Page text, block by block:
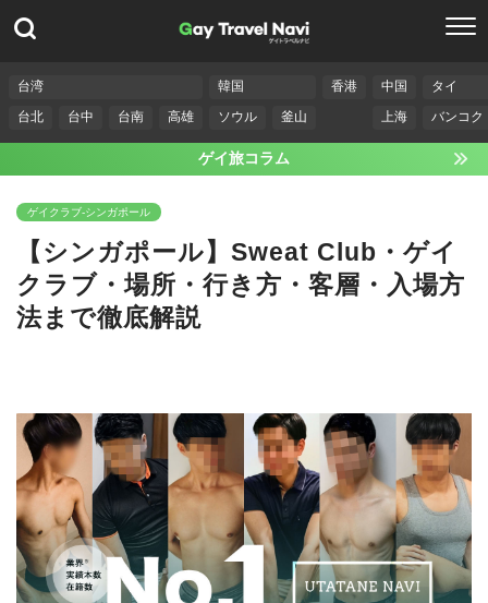
台湾
台北
台中 台南 高雄
韓国
ソウル
釜山
香港
中国
上海
タイ
バンコク
ゲイ旅コラム
ゲイクラブ-シンガポール
【シンガポール】Sweat Club・ゲイ
クラブ・場所・行き方・客層・入場方
法まで徹底解説